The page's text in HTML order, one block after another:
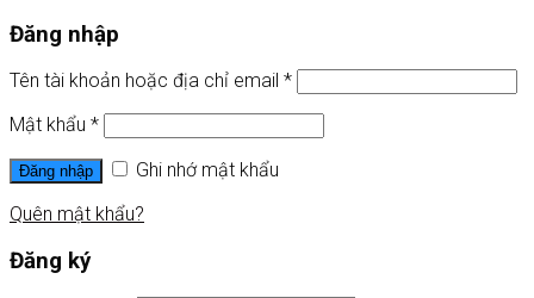
Đăng nhập
Tên tài khoản hoặc địa chỉ email *
Mật khẩu *
Đăng nhập
Ghi nhớ mật khẩu
Quên mật khẩu?
Đăng ký